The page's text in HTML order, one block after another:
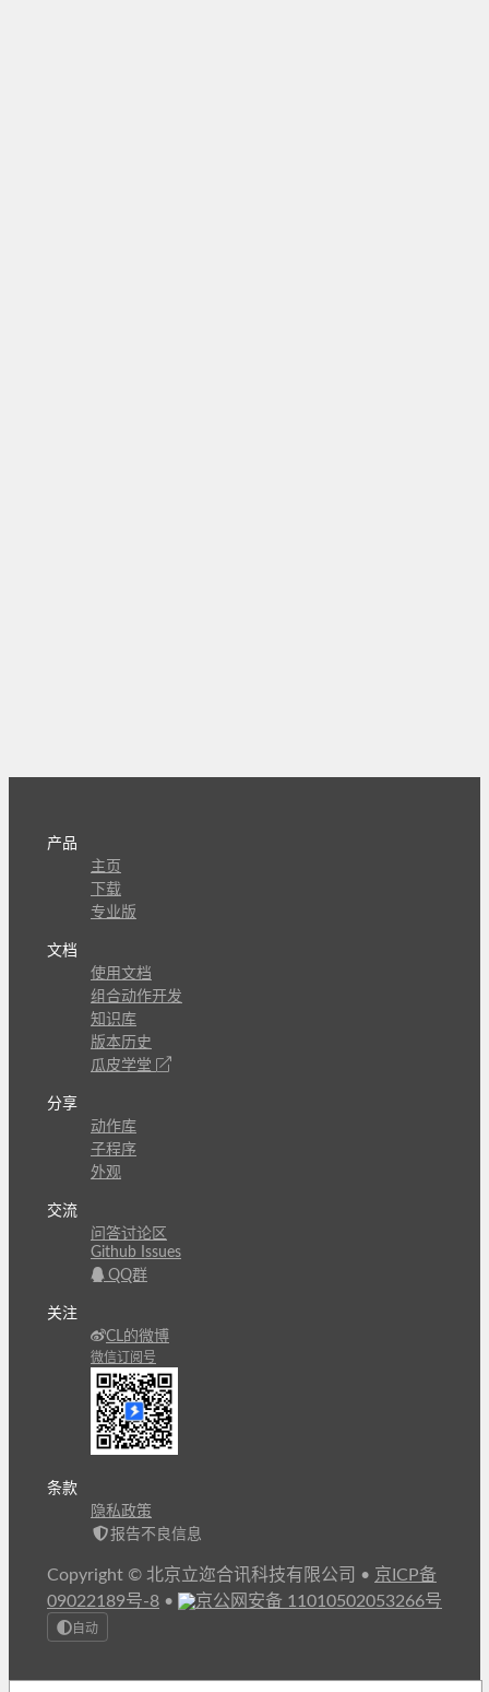
产品
主页
下载
专业版
文档
使用文档
组合动作开发
知识库
版本历史
瓜皮学堂
分享
动作库
子程序
外观
交流
问答讨论区
Github Issues
QQ群
关注
CL的微博
微信订阅号
条款
隐私政策
报告不良信息
Copyright © 北京立迩合讯科技有限公司 • 京ICP备
09022189号-8 • 京公网安备 11010502053266号
自动